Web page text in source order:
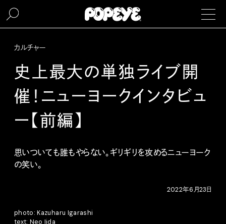
カルチャー
史上最大の単独ライブ開
催！ニューヨークインタビュ
ー【前編】
思いついても誰もやらない。ギリギリを攻めるニューヨーク
の笑い。
2022年6月23日
photo: Kazuharu Igarashi
text: Neo Iida